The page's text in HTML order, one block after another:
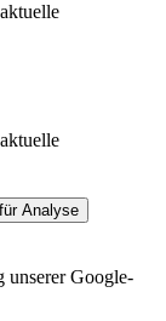
für Analyse
unserer Google-